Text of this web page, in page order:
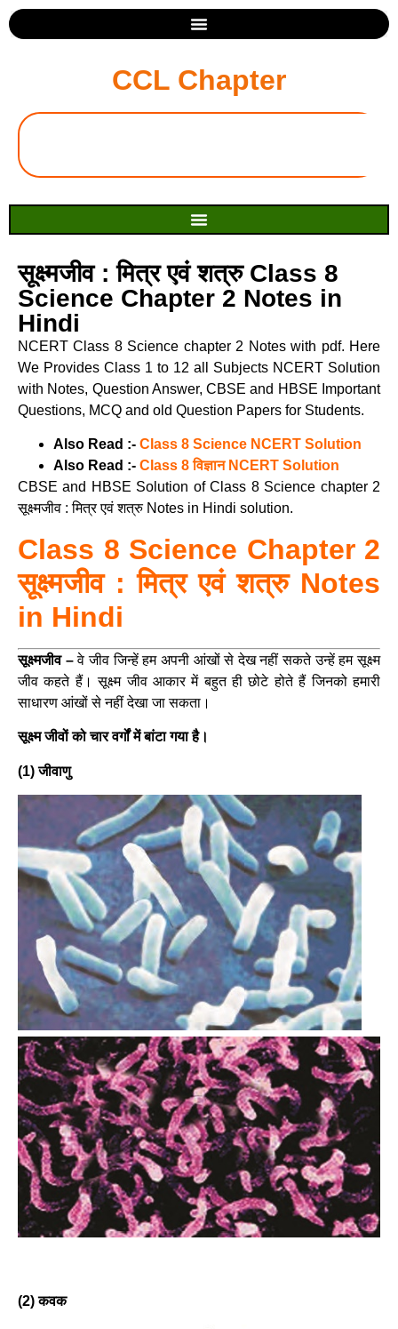
CCL Chapter
सूक्ष्मजीव : मित्र एवं शत्रु Class 8
Science Chapter 2 Notes in
Hindi
NCERT Class 8 Science chapter 2 Notes with pdf. Here
We Provides Class 1 to 12 all Subjects NCERT Solution
with Notes, Question Answer, CBSE and HBSE Important
Questions, MCQ and old Question Papers for Students.
Also Read :- Class 8 Science NCERT Solution
Also Read :- Class 8 विज्ञान NCERT Solution
CBSE and HBSE Solution of Class 8 Science chapter 2
सूक्ष्मजीव : मित्र एवं शत्रु Notes in Hindi solution.
Class 8 Science Chapter 2
सूक्ष्मजीव : मित्र एवं शत्रु Notes
in Hindi
सूक्ष्मजीव –वे जीव जिन्हें हम अपनी आंखों से देख नहीं सकते उन्हें हम सूक्ष्म
जीव कहते हैं। सूक्ष्म जीव आकार में बहुत ही छोटे होते हैं जिनको हमारी
साधारण आंखों से नहीं देखा जा सकता।
सूक्ष्म जीवों को चार वर्गों में बांटा गया है।
(1) जीवाणु
(2) कवक